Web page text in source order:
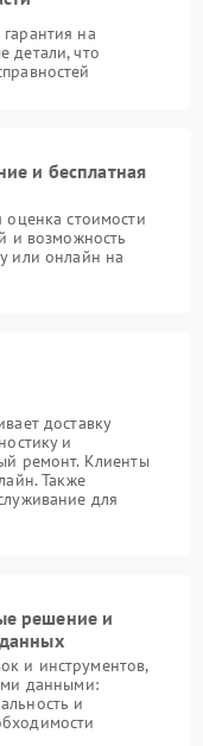
на
детали, что
и бесплатная
оценка стоимости
и возможность
или онлайн на
доставку
и
ремонт. Клиенты
Также
для
решение и
и инструментов,
данными:
и